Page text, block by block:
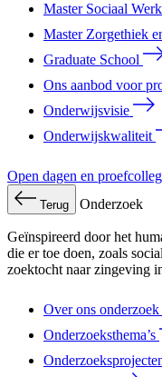
Master Sociaal
Master Zorgethiek
Graduate School
Ons aanbod voor
Onderwijsvisie
Onderwijskwaliteit
Open dagen en
Terug Onderzoek
Geïnspireerd door het
die er toe doen, zoals
zoektocht naar zingeving
Over ons onderzoek
Onderzoeksthema’s